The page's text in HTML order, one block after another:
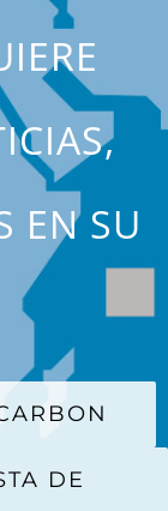
EN SU
DE